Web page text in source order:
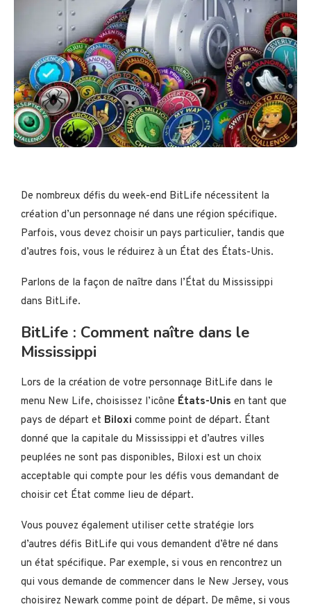
De nombreux défis du week-end BitLife nécessitent la
création d’un personnage né dans une région spécifique.
Parfois, vous devez choisir un pays particulier, tandis que
d’autres fois, vous le réduirez à un État des États-Unis.
Parlons de la façon de naître dans l’État du Mississippi
dans BitLife.
BitLife : Comment naître dans le
Mississippi
Lors de la création de votre personnage BitLife dans le
menu New Life, choisissez l’icône États-Unis en tant que
pays de départ et Biloxi comme point de départ. Étant
donné que la capitale du Mississippi et d’autres villes
peuplées ne sont pas disponibles, Biloxi est un choix
acceptable qui compte pour les défis vous demandant de
choisir cet État comme lieu de départ.
Vous pouvez également utiliser cette stratégie lors
d’autres défis BitLife qui vous demandent d’être né dans
un état spécifique. Par exemple, si vous en rencontrez un
qui vous demande de commencer dans le New Jersey, vous
choisirez Newark comme point de départ. De même, si vous